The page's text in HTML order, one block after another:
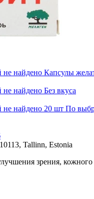
не найдено Капсулы
не найдено Без вкуса
не найдено 20 шт По
Tallinn, Estonia
зрения,